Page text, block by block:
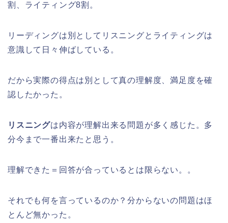
割、ライティング8割。
リーディングは別としてリスニングとライティングは
意識して日々伸ばしている。
だから実際の得点は別として真の理解度、満足度を確
認したかった。
リスニングは内容が理解出来る問題が多く感じた。多
分今まで一番出来たと思う。
理解できた＝回答が合っているとは限らない。。
それでも何を言っているのか？分からないの問題はほ
とんど無かった。